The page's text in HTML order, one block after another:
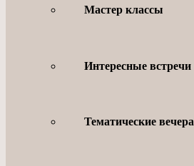
Мастер классы
Интересные встречи
Тематические вечера